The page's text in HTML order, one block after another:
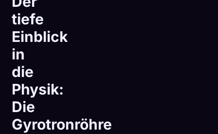
tiefe
Einblick
in
die
Physik:
Die
Gyrotronröhre